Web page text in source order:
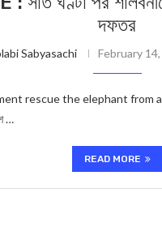
দফতর
Sabyasachi February
the elephant from a well
…
READ MORE